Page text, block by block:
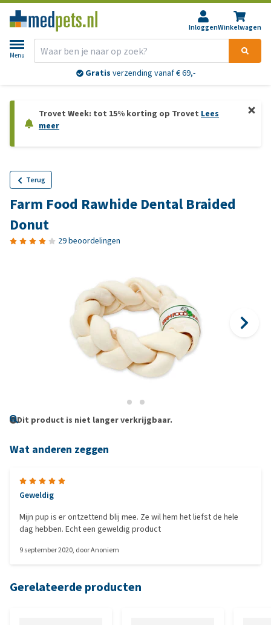
InloggenWinkelwagen
Menu
Gratis verzending vanaf € 69,-
Trovet Week: tot 15% korting op Trovet Lees
meer
Terug
Farm Food Rawhide Dental Braided
Donut
29 beoordelingen
Dit product is niet langer verkrijgbaar.
Wat anderen zeggen
Geweldig
Mijn pup is er ontzettend blij mee. Ze wil hem het liefst de hele
dag hebben. Echt een geweldig product
9 september 2020, doorAnoniem
Gerelateerde producten